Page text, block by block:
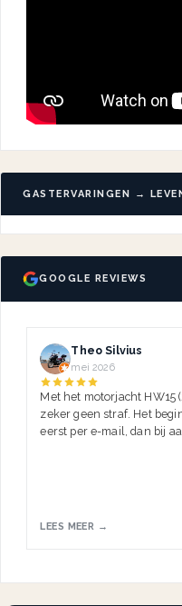
GOOGLE REVIEWS
Theo Silvius
mei 2026
Met het motorjacht HW15
zeker geen straf. Het
eerst per e-mail, dan bij
LEES MEER →
GASTERVARINGEN →